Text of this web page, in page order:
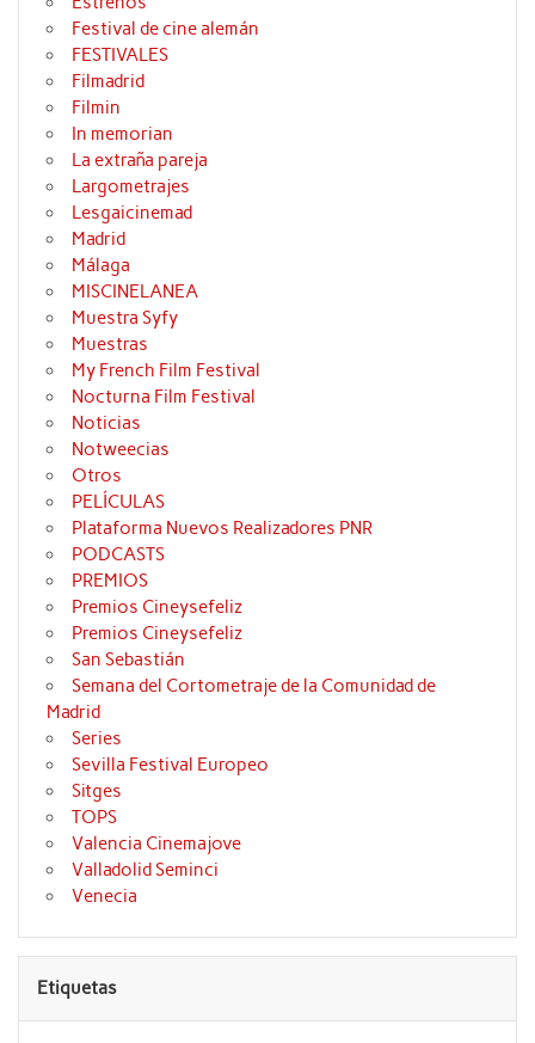
Festival de cine alemán
FESTIVALES
Filmadrid
Filmin
In memorian
La extraña pareja
Largometrajes
Lesgaicinemad
Madrid
Málaga
MISCINELANEA
Muestra Syfy
Muestras
My French Film Festival
Nocturna Film Festival
Noticias
Notweecias
Otros
PELÍCULAS
Plataforma Nuevos Realizadores PNR
PODCASTS
PREMIOS
Premios Cineysefeliz
Premios Cineysefeliz
San Sebastián
Semana del Cortometraje de la Comunidad de
Madrid
Series
Sevilla Festival Europeo
Sitges
TOPS
Valencia Cinemajove
Valladolid Seminci
Venecia
Etiquetas